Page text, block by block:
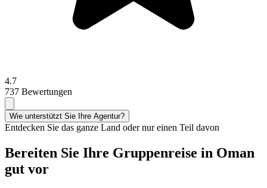
4.7
737 Bewertungen
Wie unterstützt Sie Ihre Agentur?
Entdecken Sie das ganze Land oder nur einen Teil davon
Bereiten Sie Ihre Gruppenreise in Oman
gut vor